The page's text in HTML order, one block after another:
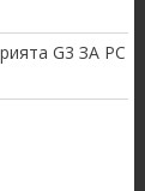
G3 ЗА PC